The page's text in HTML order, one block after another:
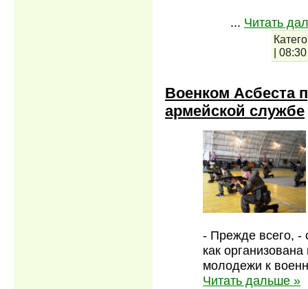
... Читать
| 08:30
Военком Асбеста
армейской службе
- Прежде всего, -
как
молодежи к
Читать дальше »